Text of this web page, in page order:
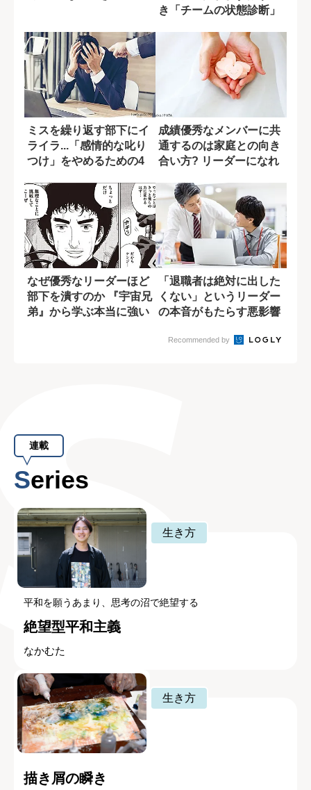
き「チームの状態診断」
ミスを繰り返す部下にイ
ライラ...「感情的な叱り
つけ」をやめるための4
成績優秀なメンバーに共
通するのは家庭との向き
合い方? リーダーになれ
なぜ優秀なリーダーほど
部下を潰すのか 『宇宙兄
弟』から学ぶ本当に強い
「退職者は絶対に出した
くない」というリーダー
の本音がもたらす悪影響
Recommended by
連載
Series
生き方
平和を願うあまり、思考の沼で絶望する
絶望型平和主義
なかむた
生き方
描き屑の瞬き